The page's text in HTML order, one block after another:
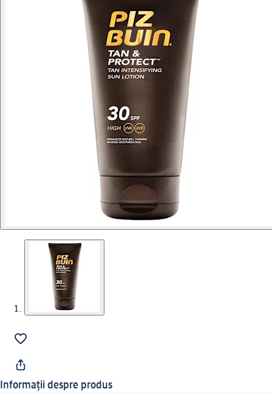
Informații despre produs